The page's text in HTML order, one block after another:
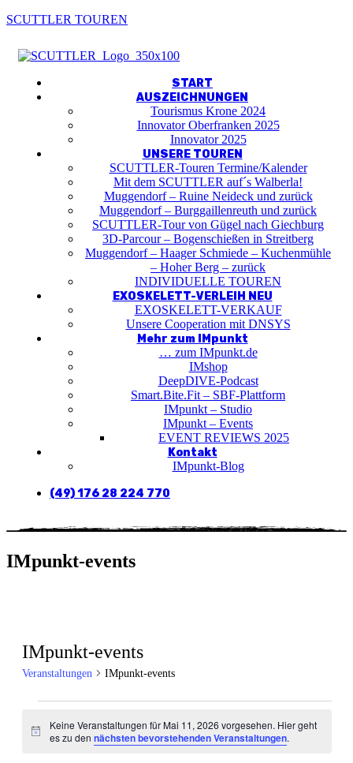
SCUTTLER TOUREN
Menu
START
AUSZEICHNUNGEN
Tourismus Krone 2024
Innovator Oberfranken 2025
Innovator 2025
UNSERE TOUREN
SCUTTLER-Touren Termine/Kalender
Mit dem SCUTTLER auf´s Walberla!
Muggendorf – Ruine Neideck und zurück
Muggendorf – Burggaillenreuth und zurück
SCUTTLER-Tour von Gügel nach Giechburg
3D-Parcour – Bogenschießen in Streitberg
Muggendorf – Haager Schmiede – Kuchenmühle
– Hoher Berg – zurück
INDIVIDUELLE TOUREN
EXOSKELETT-VERLEIH NEU
EXOSKELETT-VERKAUF
Unsere Cooperation mit DNSYS
Mehr zum IMpunkt
… zum IMpunkt.de
IMshop
DeepDIVE-Podcast
Smart.Bite.Fit – SBF-Plattform
IMpunkt – Studio
IMpunkt – Events
EVENT REVIEWS 2025
Kontakt
IMpunkt-Blog
(49) 176 28 224 770
IMpunkt-events
IMpunkt-events
Veranstaltungen IMpunkt-events
für
Hinweis
Keine Veranstaltungen für Mai 11, 2026 vorgesehen. Hier geht
es zu dennächsten bevorstehenden Veranstaltungen.